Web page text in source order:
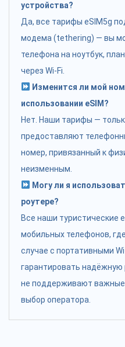
устройства?
Да, все тарифы eSIM5g
модема (tethering) — вы
телефона на ноутбук,
через Wi-Fi.
Изменится ли мой
использовании eSIM?
Нет. Наши тарифы —
предоставляют
номер, привязанный к
неизменным.
Могу ли я
роутере?
Все наши туристические
мобильных телефонов,
случае с портативными
гарантировать надёжную
не поддерживают важные
выбор оператора.